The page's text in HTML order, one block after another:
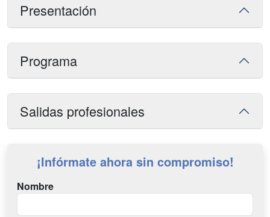
Presentación
Programa
Salidas profesionales
¡Infórmate ahora sin compromiso!
Nombre